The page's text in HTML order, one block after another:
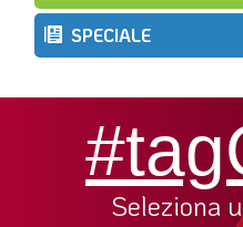
SPECIALE
Seleziona